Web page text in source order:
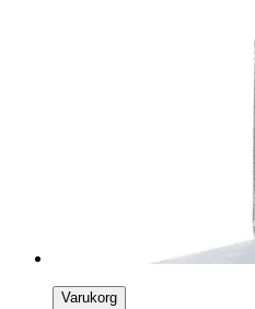
Varukorg